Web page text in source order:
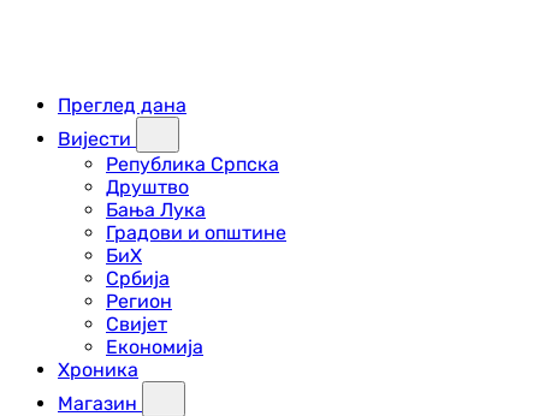
Преглед дана
Вијести
Република Српска
Друштво
Бања Лука
Градови и општине
БиХ
Србија
Регион
Свијет
Економија
Хроника
Магазин